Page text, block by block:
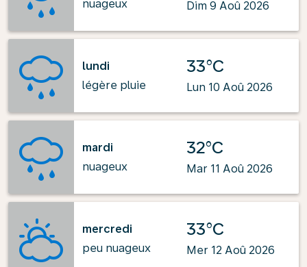
nuageux
Dim 9 Aoû 2026
lundi
légère pluie
33°C
Lun 10 Aoû 2026
mardi
nuageux
32°C
Mar 11 Aoû 2026
mercredi
peu nuageux
33°C
Mer 12 Aoû 2026